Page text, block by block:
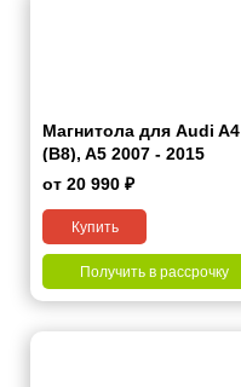
Магнитола для Audi A4
(B8), A5 2007 - 2015
от 20 990 ₽
Купить
Получить в рассрочку